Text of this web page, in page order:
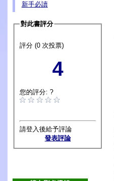
新手必讀
對此書評分
評分 (0 次投票)
4
您的評分: ?
請登入後給予評論
發表評論